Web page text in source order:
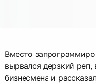
Вместо
вырвался дерзкий реп,
бизнесмена и